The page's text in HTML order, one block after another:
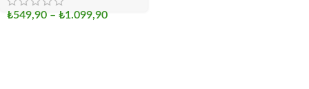
₺549,90 – ₺1.099,90